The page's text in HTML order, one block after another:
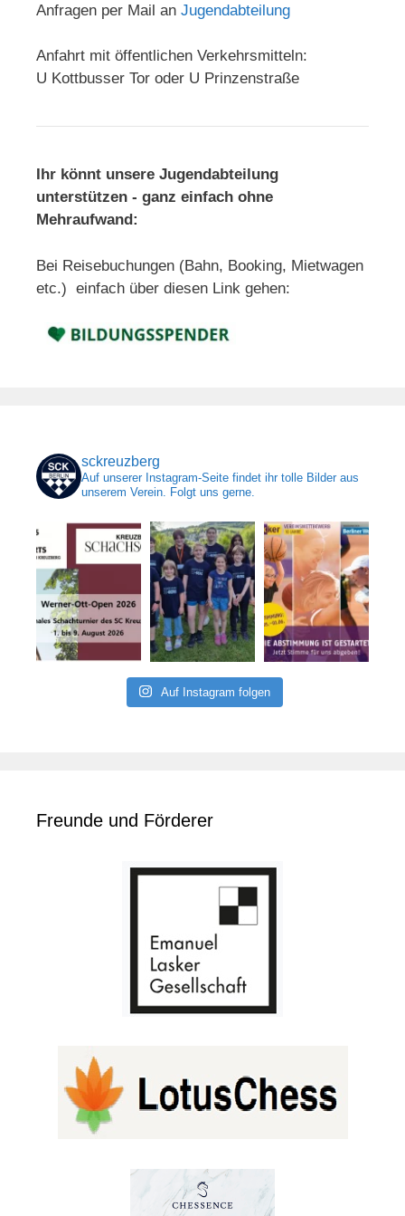
Anfragen per Mail an Jugendabteilung
Anfahrt mit öffentlichen Verkehrsmitteln:
U Kottbusser Tor oder U Prinzenstraße
Ihr könnt unsere Jugendabteilung
unterstützen - ganz einfach ohne
Mehraufwand:
Bei Reisebuchungen (Bahn, Booking, Mietwagen
etc.) einfach über diesen Link gehen:
sckreuzberg
Auf unserer Instagram-Seite findet ihr tolle Bilder aus
unserem Verein. Folgt uns gerne.
Auf Instagram folgen
Freunde und Förderer